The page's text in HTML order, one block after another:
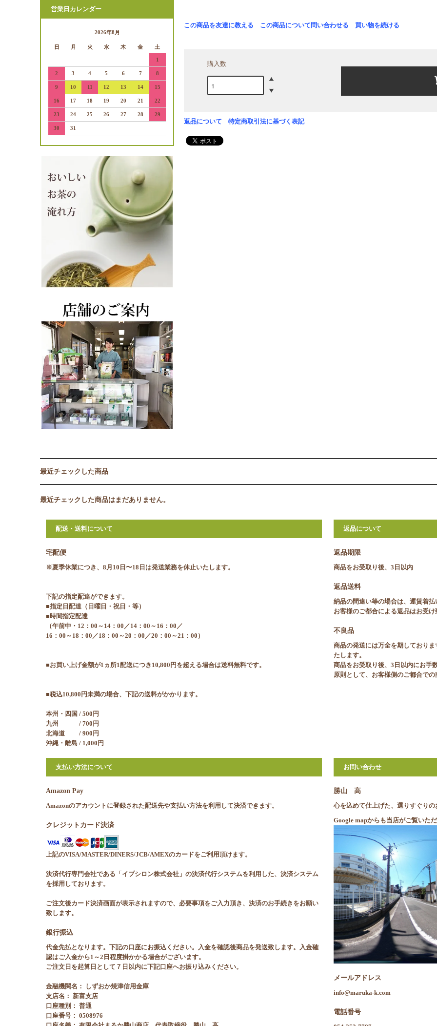
この商品を友達に教える この商品について問い合わせる 買い物を続ける
購入数
返品について 特定商取引法に基づく表記
営業日カレンダー
2026年8月
日 月 火 水 木 金 土
1
2 3 4 5 6 7 8
9 10 11 12 13 14 15
16 17 18 19 20 21 22
23 24 25 26 27 28 29
30 31
最近チェックした商品
最近チェックした商品はまだありません。
配送・送料について
宅配便
※夏季休業につき、8月10日〜18日は発送業務を休止いたします。
下記の指定配達ができます。
■指定日配達（日曜日・祝日・等）
■時間指定配達
（午前中・12：00～14：00／14：00～16：00／
16：00～18：00／18：00～20：00／20：00～21：00）
■お買い上げ金額が1ヵ所1配送につき10,800円を超える場合は送料無料です。
■税込10,800円未満の場合、下記の送料がかかります。
本州・四国 / 500円
九州 / 700円
北海道 / 900円
沖縄・離島 / 1,000円
返品について
返品期限
商品をお受取り後、3日以内
返品送料
納品の間違い等の場合は、運賃着払
お客様のご都合による返品はお受け
不良品
商品の発送には万全を期しており
たします。
商品をお受取り後、3日以内にお手
原則として、お客様側のご都合で
支払い方法について
Amazon Pay
Amazonのアカウントに登録された配送先や支払い方法を利用して決済できます。
クレジットカード決済
上記のVISA/MASTER/DINERS/JCB/AMEXのカードをご利用頂けます。
決済代行専門会社である「イプシロン株式会社」の決済代行システムを利用した、決済システム
を採用しております。
ご注文後カード決済画面が表示されますので、必要事項をご入力頂き、決済のお手続きをお願い
致します。
銀行振込
代金先払となります。下記の口座にお振込ください。入金を確認後商品を発送致します。入金確
認はご入金から1～2日程度掛かかる場合がございます。
ご注文日を起算日として７日以内に下記口座へお振り込みください。
金融機関名： しずおか焼津信用金庫
支店名： 新富支店
口座種別： 普通
口座番号： 0508976
お問い合わせ
勝山 高
心を込めて仕上げた、選りすぐりの
Google mapからも当店がご覧いた
メールアドレス
info@maruka-k.com
電話番号